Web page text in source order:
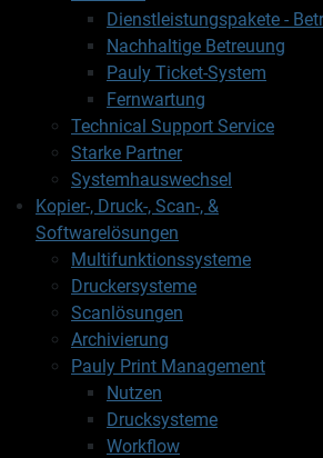
Dienstleistungspakete -
Nachhaltige Betreuung
Pauly Ticket-System
Fernwartung
Technical Support Service
Starke Partner
Systemhauswechsel
Kopier-, Druck-, Scan-, &
Softwarelösungen
Multifunktionssysteme
Druckersysteme
Scanlösungen
Archivierung
Pauly Print Management
Nutzen
Drucksysteme
Workflow